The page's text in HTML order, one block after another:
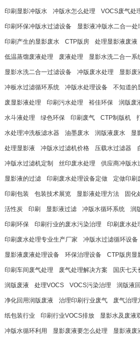
印刷显影冲版水 冲版水怎么处理 VOCS废气处
印刷环保冲版水过滤设备 显影液冲版水二合一处
印刷产生的显影废水 CTP版房 处理显影液废液
低温蒸馏废液处理 废液处理 显影水洗二合一系
显影水洗二合一过滤设备 冲版废水处理 显影废
冲板水过滤循环系统 冲版水处理设备 不知道的
废显影液处理 印刷污水处理 裕佳环保 润版废
水斗液处理 绿色环保 印刷废气 CTP制版机
水处理冲洗板滤水器 油墨废水 润版液废水 显
处理显影液 冲版水过滤机价格 压载水过滤器
冲版水过滤机定制 丝印废水处理 供应商冲版水
显影液的过滤 印刷废水处理设备定做 定做印刷
印刷包装 包装技术展览 显影液处理方法 固化
活性炭 印刷 显影液过滤 冲版水循环系统 润
印刷环保 印刷行业的废水污染治理 印刷废水处
印刷废水处理专业生产厂家 冲版水过滤循环设备
显影液废液处理设备 环保治理设备 CTP版房显
印刷车间废气处理 废气处理解决方案 国庆七天
润版废液 处理VOCS VOCS污染治理 润版液
净化回用润版废液 治理印刷行业废气 废气治理
纸包装行业 印刷行业VOCS排放 显影水及废液
冲版水循环利用 显影废液要怎么处理 显影液废